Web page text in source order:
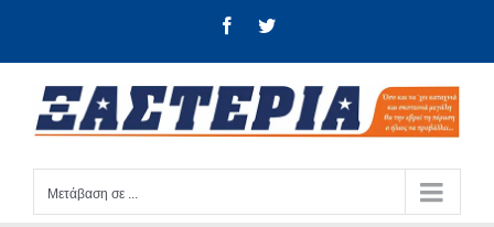
FacebookTwitter
Μετάβαση σε ...